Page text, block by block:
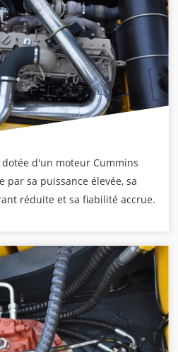
d'un moteur Cummins
sa puissance élevée, sa
réduite et sa fiabilité accrue.